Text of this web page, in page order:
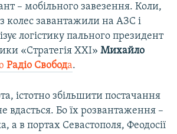
– мобільного завезення. Коли,
колес завантажили на АЗС і
логістику пального президент
«Стратегія ХХІ» Михайло
Радіо Свобода.
істотно збільшити постачання
вдасться. Бо їх розвантаження –
а в портах Севастополя, Феодосії